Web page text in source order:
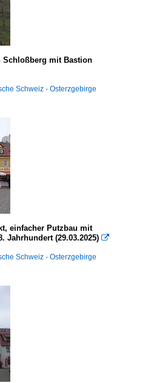
Schloßberg mit Bastion
Schweiz - Osterzgebirge
einfacher Putzbau mit
Jahrhundert (29.03.2025) 
Schweiz - Osterzgebirge